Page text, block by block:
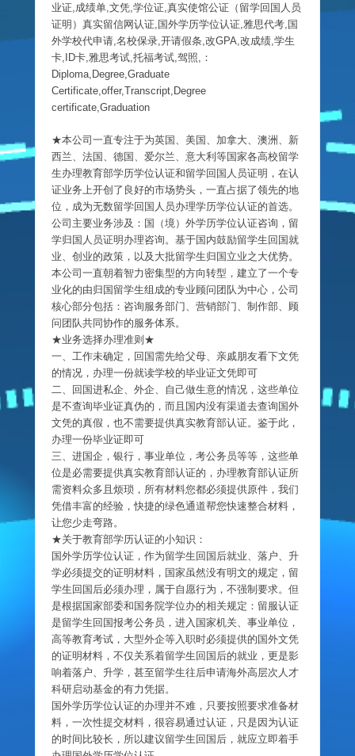
业证,成绩单,文凭,学位证,真实使馆公证（留学回国人员
证明）真实留信网认证,国外学历学位认证,雅思代考,国
外学校代申请,名校保录,开请假条,改GPA,改成绩,学生
卡,ID卡,雅思考试,托福考试,驾照,：
Diploma,Degree,Graduate
Certificate,offer,Transcript,Degree
certificate,Graduation
★本公司一直专注于为英国、美国、加拿大、澳洲、新
西兰、法国、德国、爱尔兰、意大利等国家各高校留学
生办理教育部学历学位认证和留学回国人员证明，在认
证业务上开创了良好的市场势头，一直占据了领先的地
位，成为无数留学回国人员办理学历学位认证的首选。
公司主要业务涉及：国（境）外学历学位认证咨询，留
学归国人员证明办理咨询。基于国内鼓励留学生回国就
业、创业的政策，以及大批留学生归国立业之大优势。
本公司一直朝着智力密集型的方向转型，建立了一个专
业化的由归国留学生组成的专业顾问团队为中心，公司
核心部分包括：咨询服务部门、营销部门、制作部、顾
问团队共同协作的服务体系。
★业务选择办理准则★
一、工作未确定，回国需先给父母、亲戚朋友看下文凭
的情况，办理一份就读学校的毕业证文凭即可
二、回国进私企、外企、自己做生意的情况，这些单位
是不查询毕业证真伪的，而且国内没有渠道去查询国外
文凭的真假，也不需要提供真实教育部认证。鉴于此，
办理一份毕业证即可
三、进国企，银行，事业单位，考公务员等等，这些单
位是必需要提供真实教育部认证的，办理教育部认证所
需资料众多且烦琐，所有材料您都必须提供原件，我们
凭借丰富的经验，快捷的绿色通道帮您快速整合材料，
让您少走弯路。
★关于教育部学历认证的小知识：
国外学历学位认证，作为留学生回国后就业、落户、升
学必须提交的证明材料，国家虽然没有明文的规定，留
学生回国后必须办理，属于自愿行为，不强制要求。但
是根据国家部委和国务院学位办的相关规定：留服认证
是留学生回国报考公务员，进入国家机关、事业单位，
高等教育考试，大型外企等入职时必须提供的国外文凭
的证明材料，不仅关系着留学生回国后的就业，更是影
响着落户、升学，甚至留学生往后申请海外高层次人才
科研启动基金的有力凭据。
国外学历学位认证的办理并不难，只要按照要求准备材
料，一次性提交材料，很容易通过认证，只是因为认证
的时间比较长，所以建议留学生回国后，就应立即着手